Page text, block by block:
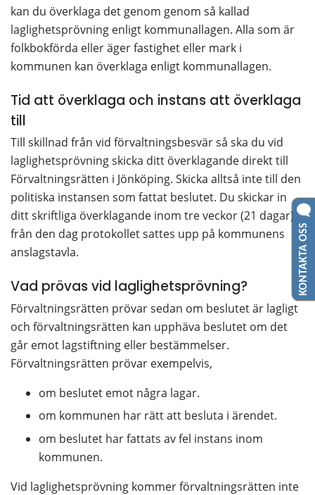
kan du överklaga det genom genom så kallad
laglighetsprövning enligt kommunallagen. Alla som är
folkbokförda eller äger fastighet eller mark i
kommunen kan överklaga enligt kommunallagen.
Tid att överklaga och instans att överklaga
till
Till skillnad från vid förvaltningsbesvär så ska du vid
laglighetsprövning skicka ditt överklagande direkt till
Förvaltningsrätten i Jönköping. Skicka alltså inte till den
politiska instansen som fattat beslutet. Du skickar in
ditt skriftliga överklagande inom tre veckor (21 dagar)
från den dag protokollet sattes upp på kommunens
anslagstavla.
Vad prövas vid laglighetsprövning?
Förvaltningsrätten prövar sedan om beslutet är lagligt
och förvaltningsrätten kan upphäva beslutet om det
går emot lagstiftning eller bestämmelser.
Förvaltningsrätten prövar exempelvis,
om beslutet emot några lagar.
om kommunen har rätt att besluta i ärendet.
om beslutet har fattats av fel instans inom
kommunen.
Vid laglighetsprövning kommer förvaltningsrätten inte
KONTAKTA OSS